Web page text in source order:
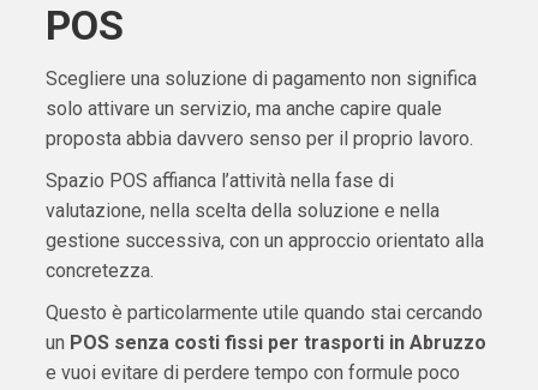
POS
Scegliere una soluzione di pagamento non significa
solo attivare un servizio, ma anche capire quale
proposta abbia davvero senso per il proprio lavoro.
Spazio POS affianca l’attività nella fase di
valutazione, nella scelta della soluzione e nella
gestione successiva, con un approccio orientato alla
concretezza.
Questo è particolarmente utile quando stai cercando
un POS senza costi fissi per trasporti in Abruzzo
e vuoi evitare di perdere tempo con formule poco